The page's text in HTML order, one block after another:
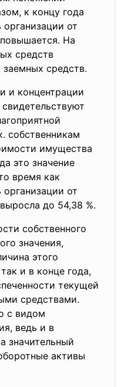
к концу года
от
На
средств
заемных средств.
и концентрации
собственникам
имущества
это значение
время как
от
до 54,38 %.
собственного
значения,
этого
и в конце года,
текущей
средствами.
с видом
ведь и в
значительный
активы